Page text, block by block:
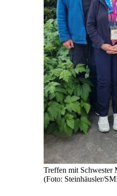
Treffen mit Schwester
(Foto: Steinhäusler/